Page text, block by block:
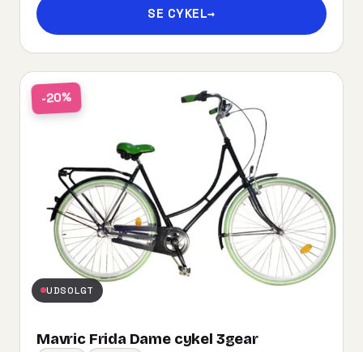
SE CYKEL→
-20%
UDSOLGT
Mavric Frida Dame cykel 3gear